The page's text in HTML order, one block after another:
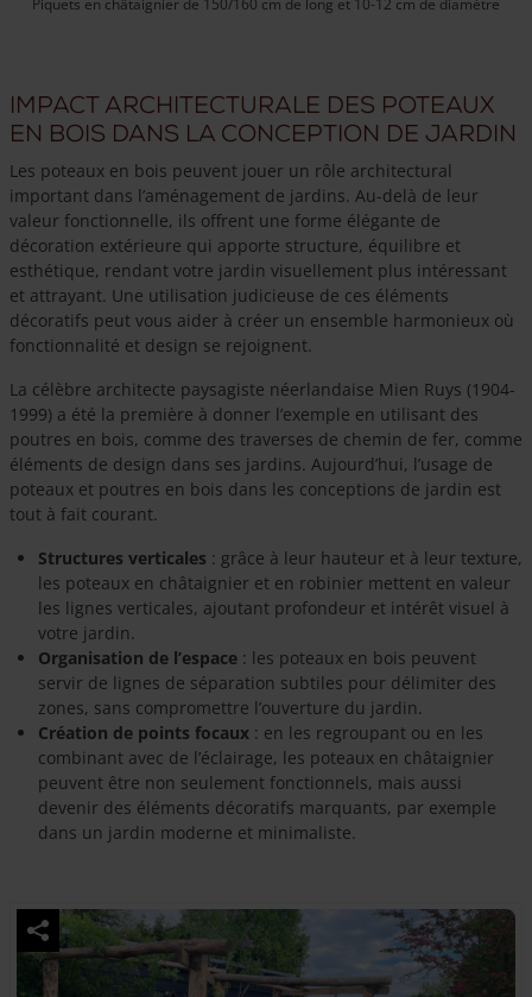
Piquets en châtaignier de 150/160 cm de long et 10-12 cm de diamètre
Impact architecturale des poteaux
en bois dans la conception de jardin
Les poteaux en bois peuvent jouer un rôle architectural
important dans l’aménagement de jardins. Au-delà de leur
valeur fonctionnelle, ils offrent une forme élégante de
décoration extérieure qui apporte structure, équilibre et
esthétique, rendant votre jardin visuellement plus intéressant
et attrayant. Une utilisation judicieuse de ces éléments
décoratifs peut vous aider à créer un ensemble harmonieux où
fonctionnalité et design se rejoignent.
La célèbre architecte paysagiste néerlandaise Mien Ruys (1904-
1999) a été la première à donner l’exemple en utilisant des
poutres en bois, comme des traverses de chemin de fer, comme
éléments de design dans ses jardins. Aujourd’hui, l’usage de
poteaux et poutres en bois dans les conceptions de jardin est
tout à fait courant.
Structures verticales : grâce à leur hauteur et à leur texture,
les poteaux en châtaignier et en robinier mettent en valeur
les lignes verticales, ajoutant profondeur et intérêt visuel à
votre jardin.
Organisation de l’espace : les poteaux en bois peuvent
servir de lignes de séparation subtiles pour délimiter des
zones, sans compromettre l’ouverture du jardin.
Création de points focaux : en les regroupant ou en les
combinant avec de l’éclairage, les poteaux en châtaignier
peuvent être non seulement fonctionnels, mais aussi
devenir des éléments décoratifs marquants, par exemple
dans un jardin moderne et minimaliste.